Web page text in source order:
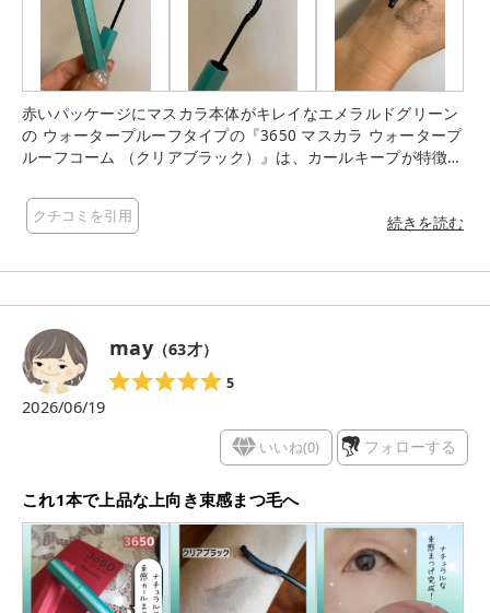
赤いパッケージにマスカラ本体がキレイなエメラルドグリーン
の ウォータープルーフタイプの『3650 マスカラ ウォータープ
ルーフコーム （クリアブラック）』は、カールキープが特徴的
シャープに仕上がるコームタイプで、ひと塗りで放射状の美束
感に仕上がるそうです。 色は、透明感あるクリアブラックで
シは、日本人の目に合わせて生まれたコンパクト設計の独自ブ
ラシで、 細く短いまつげもしっかり持ち上げ、キレイな束感に
仕上がるそうです。 私のまつ毛は、少ない上に短いので、マス
カラを使って、いかに目ヂカラをアップさせるか、日々悩んで
います。 カーラーを使ってまつ毛をグッと上向きに上げたいと
ころですが、 少ないまつ毛が抜けてしまわないように、やさし
くカーラーを使用するように心がけています。 また、少ないま
つ毛にたっぷりマスカラを塗ると、ダマになって、キレイな仕
絶妙にカーブしているので、 ブラシの向きを変えながら塗って
いくと、短いまつ毛や根元までしっかりと塗ることができま
す。 早く乾くので、まつ毛以外の場所についてしまう心配がな
く、便利だと感じました。 このマスカラ1本で塗っていくと、
徐々にボリュームや長さを出していくことができて、ナチュラ
クチコミを引用 続きを読む
may（63才）
5
2026/06/19
いいね(0) フォローする
これ1本で上品な上向き束感まつ毛へ